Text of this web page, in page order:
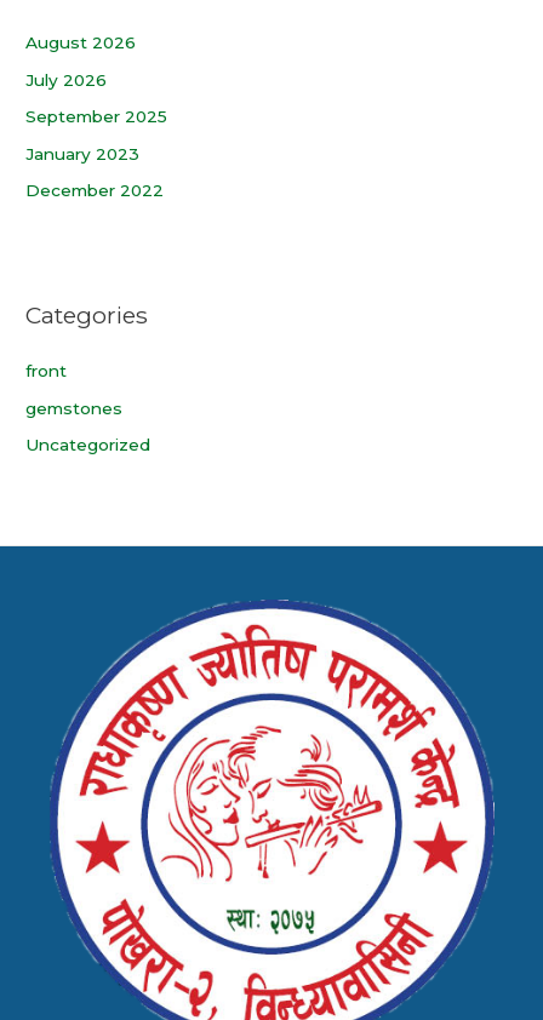
August 2026
July 2026
September 2025
January 2023
December 2022
Categories
front
gemstones
Uncategorized